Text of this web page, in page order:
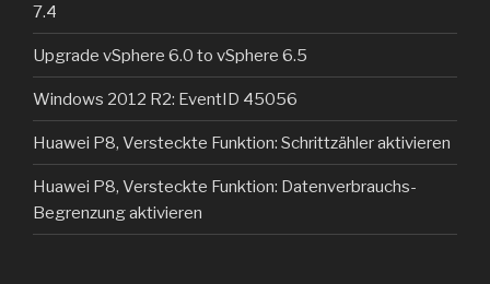
7.4
Upgrade vSphere 6.0 to vSphere 6.5
Windows 2012 R2: EventID 45056
Huawei P8, Versteckte Funktion: Schrittzähler aktivieren
Huawei P8, Versteckte Funktion: Datenverbrauchs-
Begrenzung aktivieren